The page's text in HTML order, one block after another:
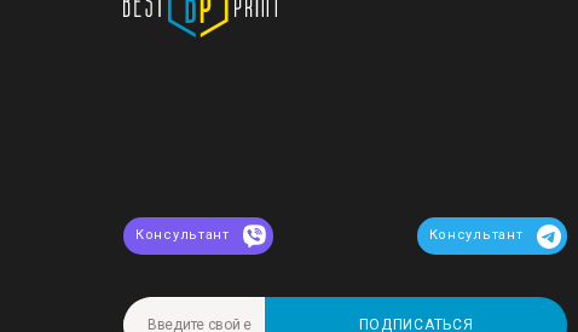
Консультант Консультант
ПОДПИСАТЬСЯ